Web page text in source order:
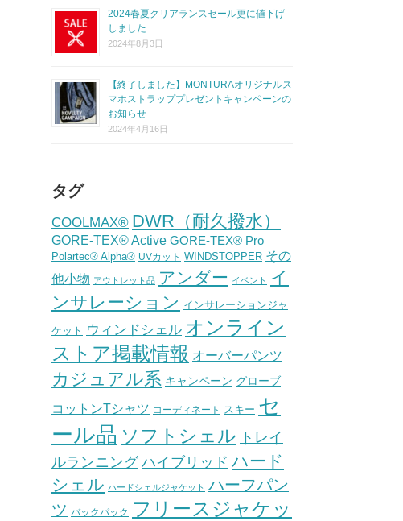
2024春夏クリアランスセール更に値下げ
しました
2024年8月3日
【終了しました】MONTURAオリジナルス
マホストラッププレゼントキャンペーンの
お知らせ
2024年4月16日
タグ
COOLMAX® DWR（耐久撥水）
GORE-TEX® Active GORE-TEX® Pro
Polartec® Alpha® UVカット WINDSTOPPER その
他小物 アウトレット品 アンダー イベント
イ
ンサレーション インサレーションジャ
ケット ウィンドシェル オンライン
ストア掲載情報 オーバーパンツ
カジュアル系 キャンペーン グローブ
コットンTシャツ コーディネート スキー セ
ール品 ソフトシェル トレイ
ルランニング ハイブリッド ハード
シェル ハードシェルジャケット ハーフパン
ツ バックパック
フリースジャケッ